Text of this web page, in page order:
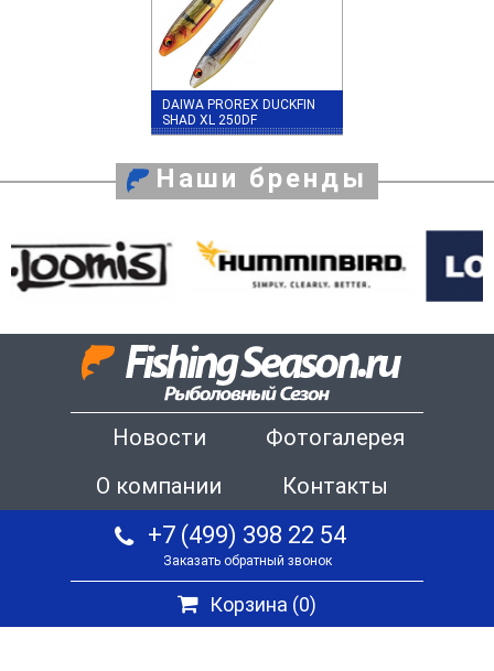
DAIWA PROREX DUCKFIN
SHAD XL 250DF
Наши бренды
Новости
Фотогалерея
О компании
Контакты
+7 (499) 398 22 54
Заказать обратный звонок
Корзина (0)